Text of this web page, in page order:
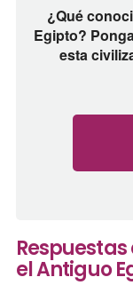
¿Qué
Egipto?
esta
el Antiguo